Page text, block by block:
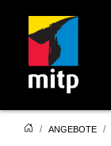
ANGEBOTE